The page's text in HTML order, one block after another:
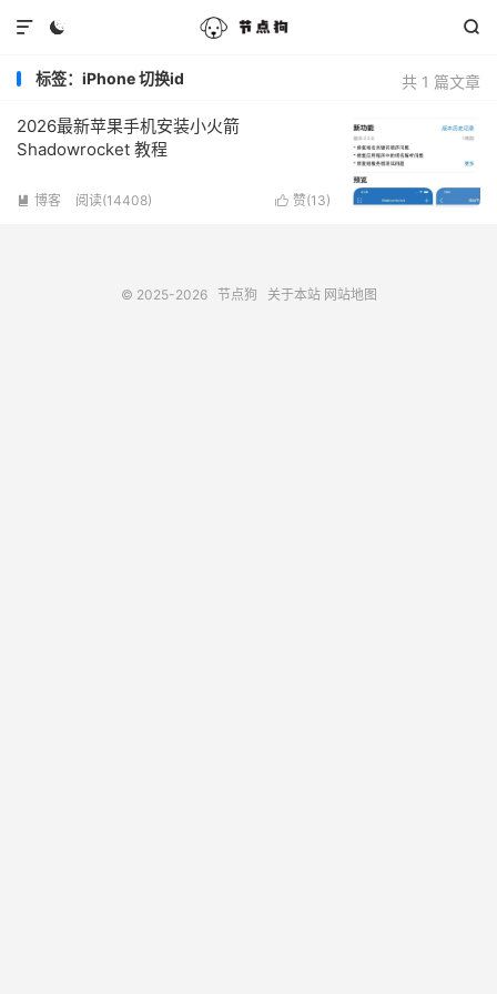
 

共 1 篇文章
标签：iPhone 切换id
2026最新苹果手机安装小火箭
Shadowrocket 教程
 赞(13)
 博客 阅读(14408)
© 2025-2026 节点狗 关于本站 网站地图